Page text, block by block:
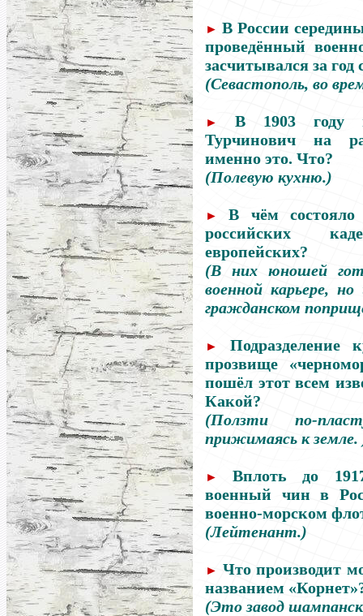
► В России
проведённый
засчитывался за
(Севастополь, во
►
В 1903 году
Турчинович на
именно это. Что?
(Полевую кухню.)
►
В чём состояло
российских
европейских?
(В них юношей
военной карьере,
гражданском
►
Подразделение
прозвище
пошёл этот всем
Какой?
(Ползти по-
прижимаясь к земле.
►
Вплоть до
военный чин в
военно-морском
(Лейтенант.)
► Что производит
названием
(Это завод